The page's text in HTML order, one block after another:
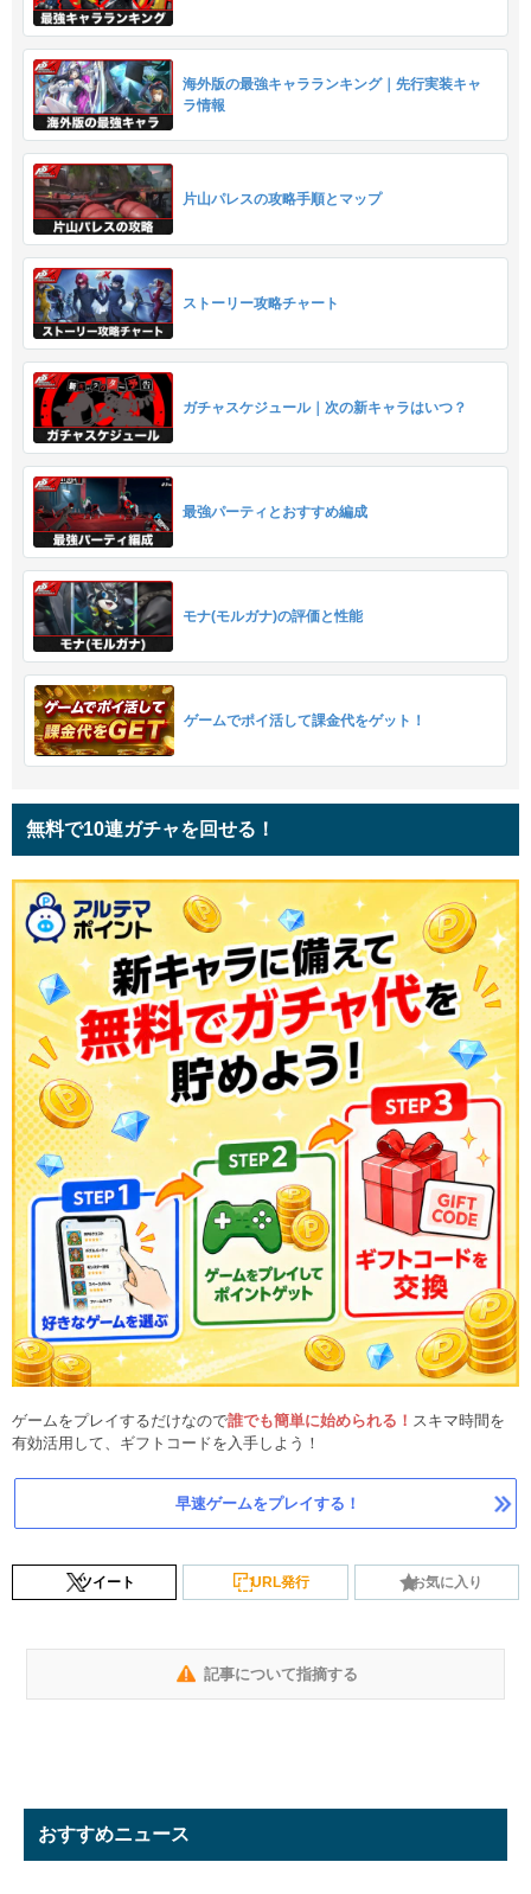
海外版の最強キャラランキング｜先行実装キャ
ラ情報
片山パレスの攻略手順とマップ
ストーリー攻略チャート
ガチャスケジュール｜次の新キャラはいつ？
最強パーティとおすすめ編成
モナ(モルガナ)の評価と性能
ゲームでポイ活して課金代をゲット！
無料で10連ガチャを回せる！
ゲームをプレイするだけなので誰でも簡単に始められる！ スキマ時間を
有効活用して、ギフトコードを入手しよう！
早速ゲームをプレイする！
ツイート URL発行 お気に入り
記事について指摘する
おすすめニュース